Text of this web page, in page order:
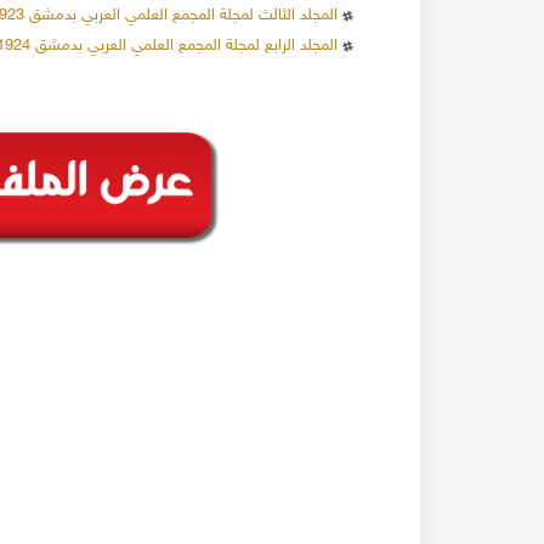
المجلد الثالث لمجلة المجمع العلمي العربي بدمشق 1923م
المجلد الرابع لمجلة المجمع العلمي العربي بدمشق 1924م